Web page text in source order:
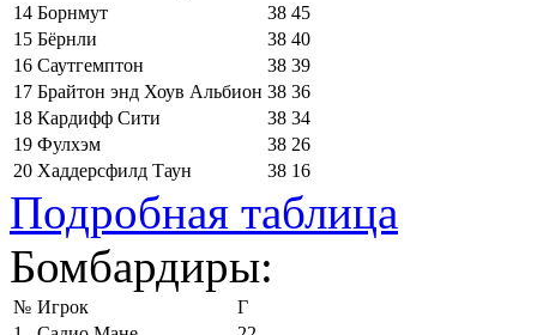
14 Борнмут 38 45
15 Бёрнли 38 40
16 Саутгемптон 38 39
17 Брайтон энд Хоув Альбион 38 36
18 Кардифф Сити 38 34
19 Фулхэм 38 26
20 Хаддерсфилд Таун 38 16
Подробная таблица
Бомбардиры:
№ Игрок
Г